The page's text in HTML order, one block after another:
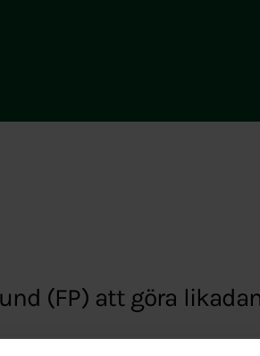
(FP) att göra